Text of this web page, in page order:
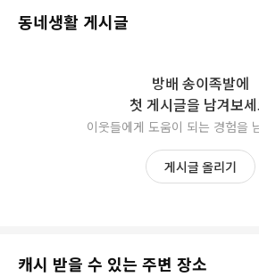
동네생활 게시글
방배 송이족발에
첫 게시글을 남겨보
이웃들에게 도움이 되는 경험을
게시글 올리기
캐시 받을 수 있는 주변 장소